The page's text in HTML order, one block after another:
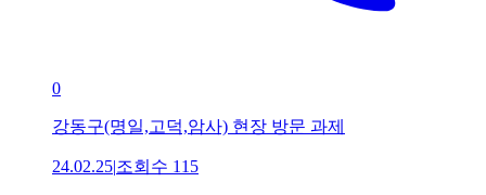
0
강동구(명일,고덕,암사) 현장 방문 과제
24.02.25|조회수 115